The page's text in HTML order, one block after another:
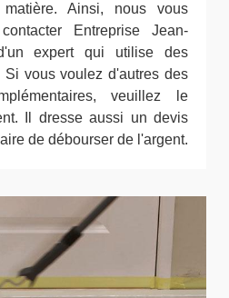
Ainsi, nous vous
Entreprise Jean-
expert qui utilise des
Si vous voulez d'autres des
veuillez le
Il dresse aussi un devis
de débourser de l'argent.